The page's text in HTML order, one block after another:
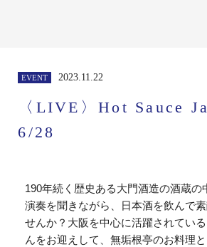
EVENT 2023.11.22
〈LIVE〉Hot Sauce
6/28
190年続く歴史ある大門酒造の酒蔵の
演奏を聞きながら、日本酒を飲んで
せんか？大阪を中心に活躍されてい
んをお迎えして、無垢根亭のお料理